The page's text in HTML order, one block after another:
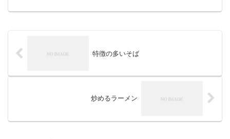
込みはこちら
特徴の多いそば
炒めるラーメン